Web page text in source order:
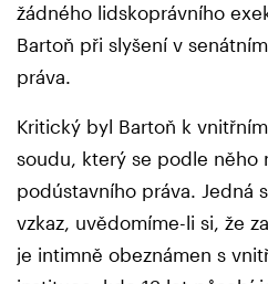
žádného lidskoprávního
Bartoň při slyšení v
práva.
Kritický byl Bartoň k
soudu, který se podle něho
podústavního práva. Jedná
vzkaz, uvědomíme-li si, že
je intimně obeznámen s